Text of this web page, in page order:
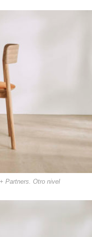
Partners. Otro nivel